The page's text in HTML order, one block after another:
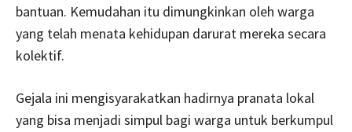
bantuan. Kemudahan itu dimungkinkan oleh warga
yang telah menata kehidupan darurat mereka secara
kolektif.
Gejala ini mengisyarakatkan hadirnya pranata lokal
yang bisa menjadi simpul bagi warga untuk berkumpul